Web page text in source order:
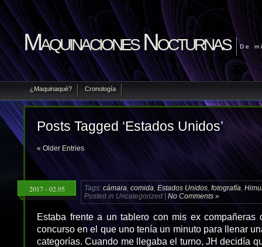
Maquinaciones Nocturnas De
¿Maquinaqué? Cronología
Posts Tagged ‘Estados Unidos’
« Older Entries
2017 - 02.05 Tags: cámara comida Estados Unidos fotografía
Posted in Uncategorized | No Comments »
Estaba frente a un tablero con mis ex compañeras
concurso en el que uno tenía un minuto para llenar
categorías. Cuando me llegaba el turno, JH decidía